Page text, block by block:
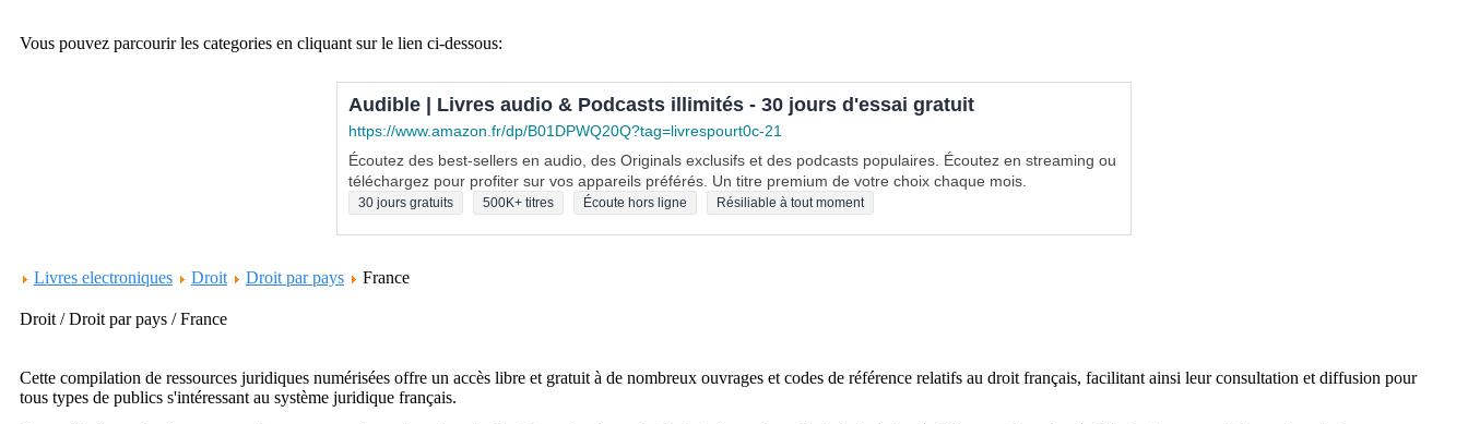
Vous pouvez parcourir les categories en cliquant sur le lien ci-dessous:
Audible | Livres audio & Podcasts illimités - 30 jours d'essai gratuit
https://www.amazon.fr/dp/B01DPWQ20Q?tag=livrespourt0c-21
Écoutez des best-sellers en audio, des Originals exclusifs et des podcasts populaires. Écoutez en streaming ou
téléchargez pour profiter sur vos appareils préférés. Un titre premium de votre choix chaque mois.
30 jours gratuits 500K+ titres Écoute hors ligne Résiliable à tout moment
Livres electroniques Droit Droit par pays France
Droit / Droit par pays / France
Cette compilation de ressources juridiques numérisées offre un accès libre et gratuit à de nombreux ouvrages et codes de référence relatifs au droit français, facilitant ainsi leur consultation et diffusion pour
tous types de publics s'intéressant au système juridique français.